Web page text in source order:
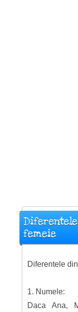
femeie
Diferentele
1. Numele:
Daca Ana,